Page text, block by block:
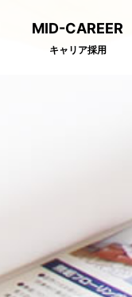
MID-CAREER
キャリア採用